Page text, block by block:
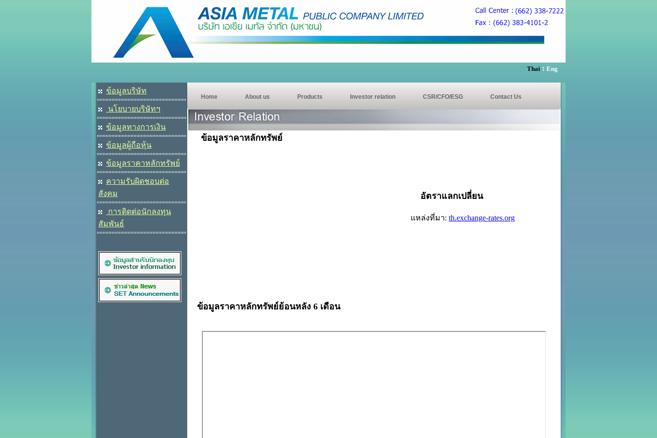
Thai : Eng
ข้อมูลบริษัท
นโยบายบริษัทฯ
ข้อมูลทางการเงิน
ข้อมูลผู้ถือหุ้น
ข้อมูลราคาหลักทรัพย์
ความรับผิดชอบต่อ
สังคม
การติดต่อนักลงทุน
สัมพันธ์
Home About us Products Investor relation CSR/CFO/ESG Contact Us
ข้อมูลราคาหลักทรัพย์
อัตราแลกเปลี่ยน
แหล่งที่มา: th.exchange-rates.org
ข้อมูลราคาหลักทรัพย์ย้อนหลัง 6 เดือน